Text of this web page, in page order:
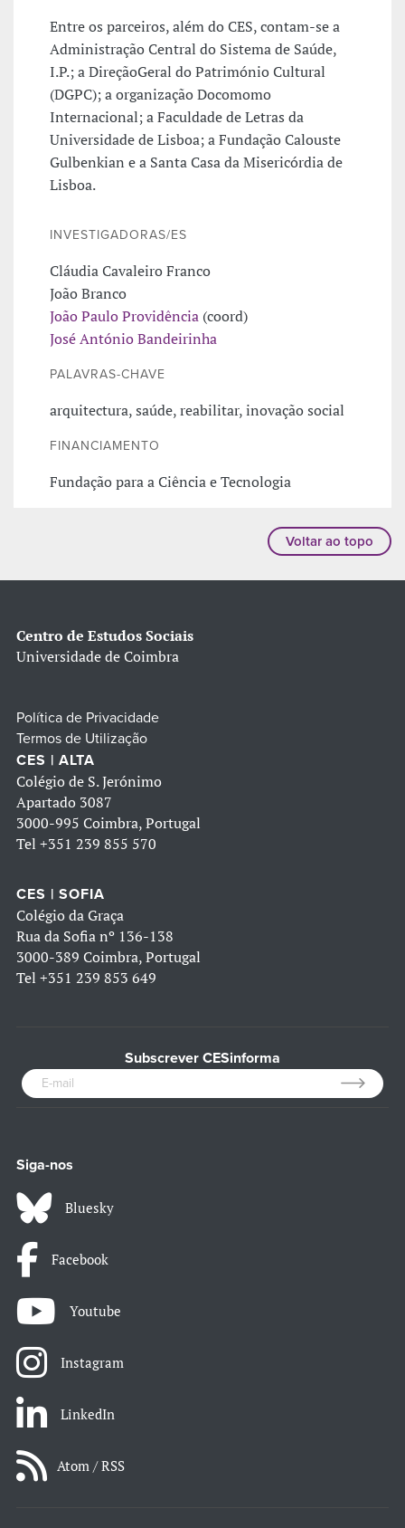
Entre os parceiros, além do CES, contam-se a
Administração Central do Sistema de Saúde,
I.P.; a DireçãoGeral do Património Cultural
(DGPC); a organização Docomomo
Internacional; a Faculdade de Letras da
Universidade de Lisboa; a Fundação Calouste
Gulbenkian e a Santa Casa da Misericórdia de
Lisboa.
INVESTIGADORAS/ES
Cláudia Cavaleiro Franco
João Branco
João Paulo Providência (coord)
José António Bandeirinha
PALAVRAS-CHAVE
arquitectura, saúde, reabilitar, inovação social
FINANCIAMENTO
Fundação para a Ciência e Tecnologia
Voltar ao topo
Centro de Estudos Sociais
Universidade de Coimbra
Política de Privacidade
Termos de Utilização
CES | ALTA
Colégio de S. Jerónimo
Apartado 3087
3000-995 Coimbra, Portugal
Tel +351 239 855 570
CES | SOFIA
Colégio da Graça
Rua da Sofia nº 136-138
3000-389 Coimbra, Portugal
Tel +351 239 853 649
Subscrever CESinforma
Siga-nos
Bluesky
Facebook
Youtube
Instagram
LinkedIn
Atom / RSS